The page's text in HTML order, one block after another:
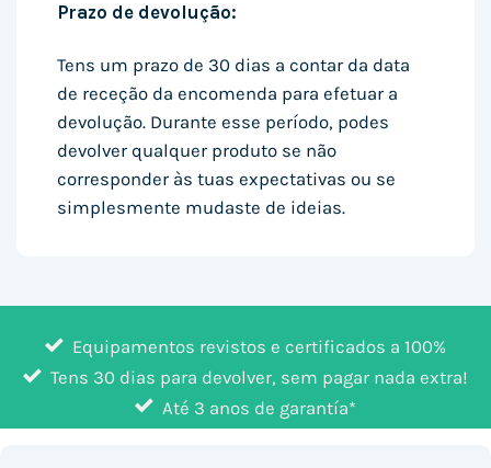
Prazo de devolução:
Tens um prazo de 30 dias a contar da data
de receção da encomenda para efetuar a
devolução. Durante esse período, podes
devolver qualquer produto se não
corresponder às tuas expectativas ou se
simplesmente mudaste de ideias.
Equipamentos revistos e certificados a 100%
Tens 30 dias para devolver, sem pagar nada extra!
Até 3 anos de garantía*